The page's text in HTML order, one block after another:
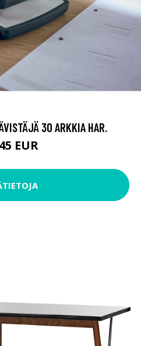
30 ARKKIA HAR.
EUR